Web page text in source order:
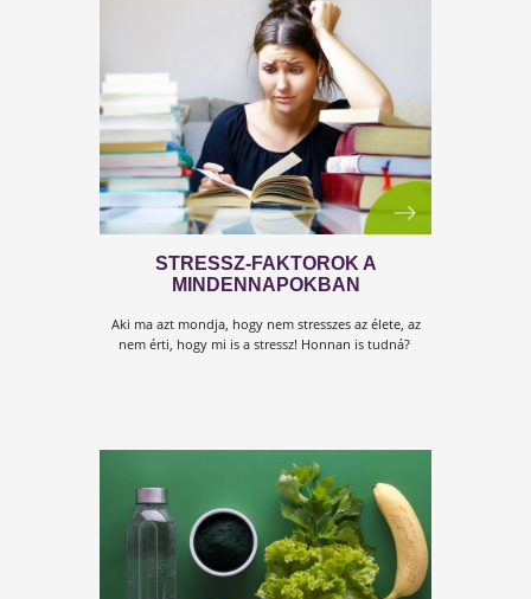
STRESSZ, CUKORBETEGSÉG ÉS
SÚLYPROBLÉMÁK
Bár a stressz kétarcúságáról sokat hallani,
Sőt, az sem tűnik fel, hogy...